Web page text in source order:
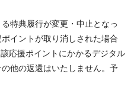
特典履行が変更・中止となっ
イントが取り消しされた場合
応援ポイントにかかるデジタル
他の返還はいたしません。予